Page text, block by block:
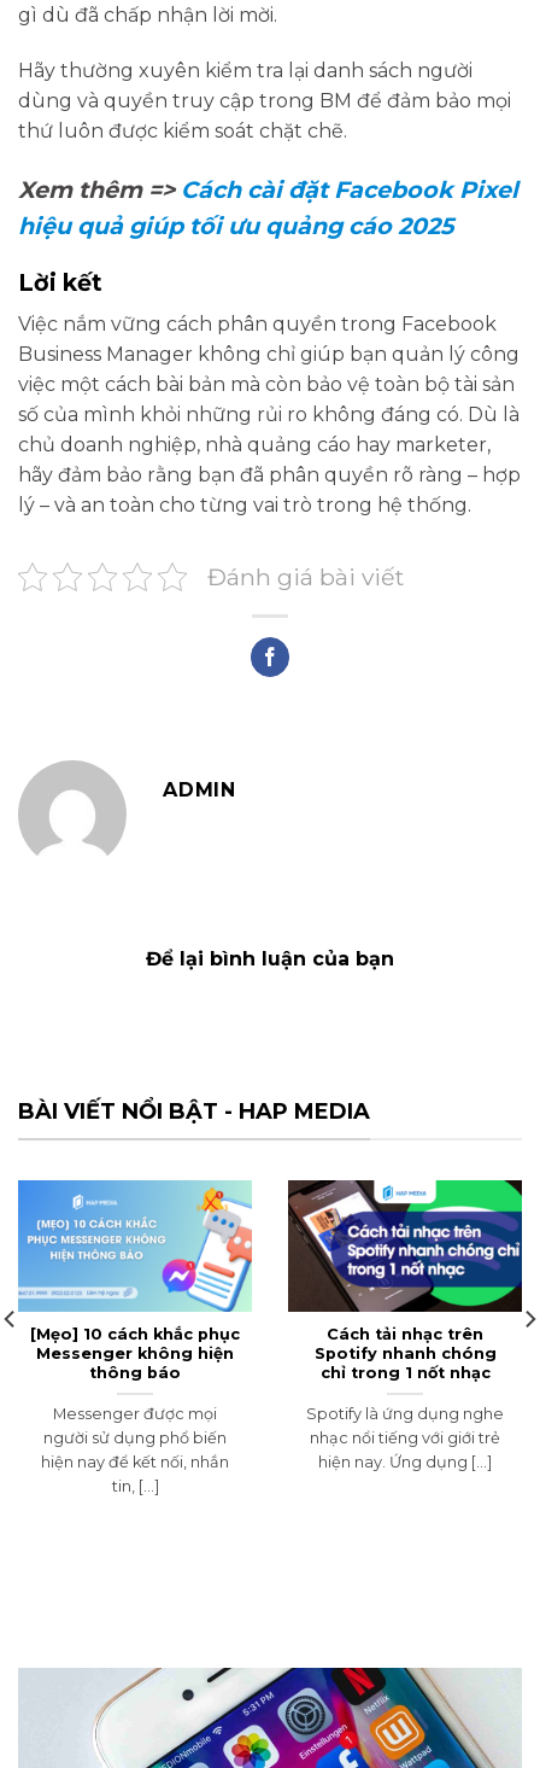
gì dù đã chấp nhận lời mời.
Hãy thường xuyên kiểm tra lại danh sách người
dùng và quyền truy cập trong BM để đảm bảo mọi
thứ luôn được kiểm soát chặt chẽ.
Xem thêm => Cách cài đặt Facebook Pixel
hiệu quả giúp tối ưu quảng cáo 2025
Lời kết
Việc nắm vững cách phân quyền trong Facebook
Business Manager không chỉ giúp bạn quản lý công
việc một cách bài bản mà còn bảo vệ toàn bộ tài sản
số của mình khỏi những rủi ro không đáng có. Dù là
chủ doanh nghiệp, nhà quảng cáo hay marketer,
hãy đảm bảo rằng bạn đã phân quyền rõ ràng – hợp
lý – và an toàn cho từng vai trò trong hệ thống.
Đánh giá bài viết
ADMIN
Để lại bình luận của bạn
BÀI VIẾT NỔI BẬT - HAP MEDIA
[Mẹo] 10 cách khắc phục
Messenger không hiện
thông báo
Messenger được mọi
người sử dụng phổ biến
hiện nay để kết nối, nhắn
tin, [...]
Cách tải nhạc trên
Spotify nhanh chóng
chỉ trong 1 nốt nhạc
Spotify là ứng dụng nghe
nhạc nổi tiếng với giới trẻ
hiện nay. Ứng dụng [...]